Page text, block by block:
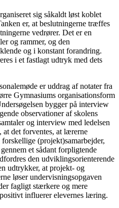
sig såkaldt løst koblet
er, at beslutningerne træffes
vedrører. Det er en
og rammer, og den
og i konstant forandring.
i et fastlagt udtryk med dets
er uddrag af notater fra
Gymnasiums organisationsform
bygger på interview
observationer af skolens
og interview med ­ledelsen
det forventes, at lærerne
(projekt)samarbejder,
et sådant forpligtende
den udviklingsorienterende
udtrykker, at projekt- og
løser undervisningsopgaven
fagligt stærkere og mere
influerer ­elevernes læring.